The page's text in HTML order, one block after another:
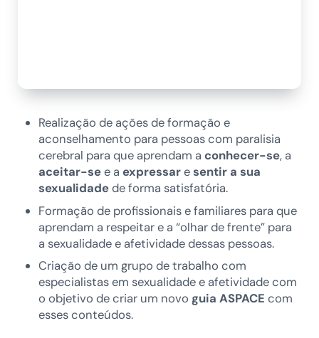
Realização de ações de formação e
aconselhamento para pessoas com paralisia
cerebral para que aprendam a conhecer-se, a
aceitar-see a expressaresentir a sua
sexualidadede forma satisfatória.
Formação de profissionais e familiares para que
aprendam a respeitar e a “olhar de frente” para
a sexualidade e afetividade dessas pessoas.
Criação de um grupo de trabalho com
especialistas em sexualidade e afetividade com
o objetivo de criar um novo guia ASPACE com
esses conteúdos.